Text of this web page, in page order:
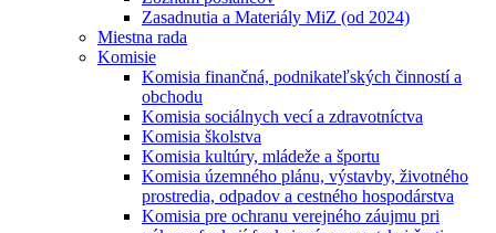
Zasadnutia a Materiály MiZ (od 2024)
Miestna rada
Komisie
Komisia finančná, podnikateľských činností a
obchodu
Komisia sociálnych vecí a zdravotníctva
Komisia školstva
Komisia kultúry, mládeže a športu
Komisia územného plánu, výstavby, životného
prostredia, odpadov a cestného hospodárstva
Komisia pre ochranu verejného záujmu pri